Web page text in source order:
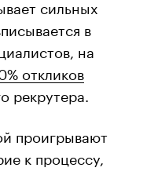
сильных
в
на
откликов
рекрутера.
проигрывают
к процессу,